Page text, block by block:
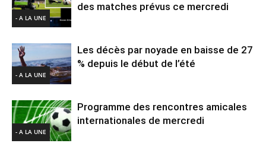
- A LA UNE
des matches prévus ce mercredi
- A LA UNE
Les décès par noyade en baisse de 27
% depuis le début de l’été
- A LA UNE
Programme des rencontres amicales
internationales de mercredi